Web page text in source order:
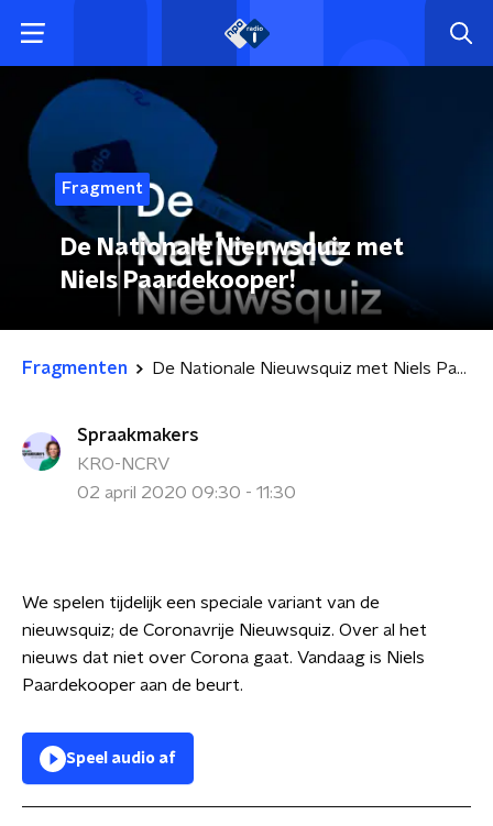
Fragment
De Nationale Nieuwsquiz met
Niels Paardekooper!
Fragmenten De Nationale Nieuwsquiz met Niels Paardekooper!
Spraakmakers
KRO-NCRV
02 april 2020 09:30 - 11:30
We spelen tijdelijk een speciale variant van de
nieuwsquiz; de Coronavrije Nieuwsquiz. Over al het
nieuws dat niet over Corona gaat. Vandaag is Niels
Paardekooper aan de beurt.
Speel audio af